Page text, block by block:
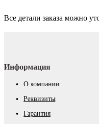
Все детали заказа можно
Информация
О компании
Реквизиты
Гарантия